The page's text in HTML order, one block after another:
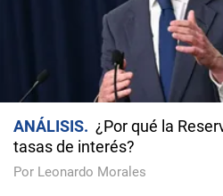
ANÁLISIS
¿Por qué la
tasas de interés?
Por Leonardo Morales